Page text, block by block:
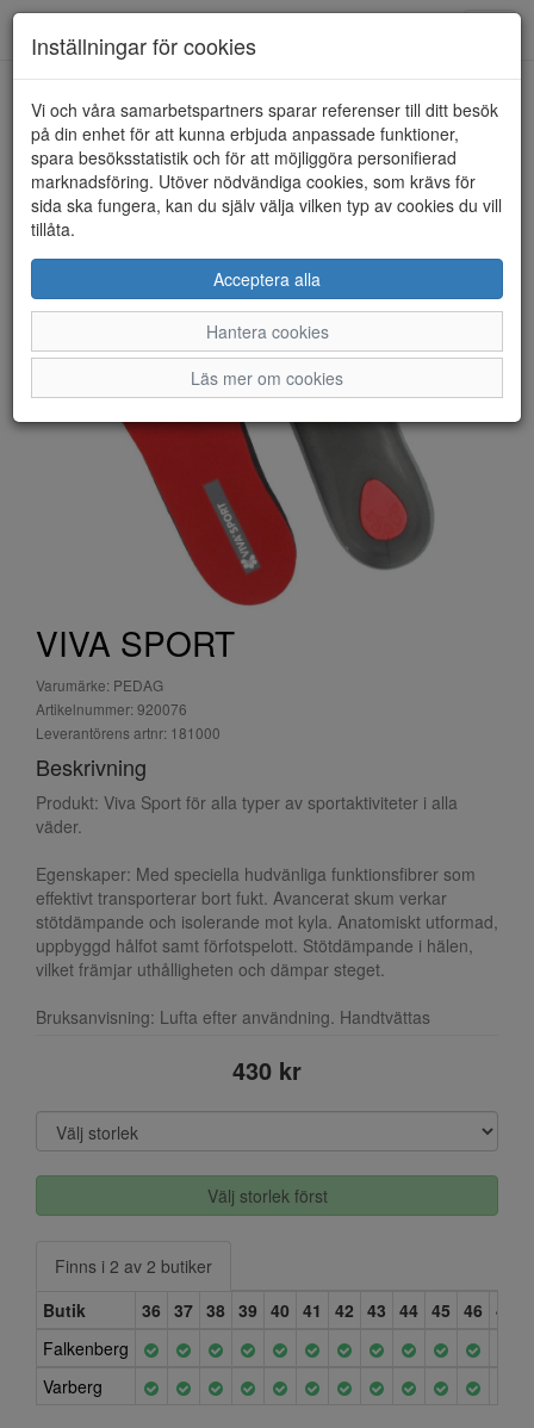
HEM PEDAG
VIVA SPORT
Varumärke: PEDAG
Artikelnummer: 920076
Leverantörens artnr: 181000
Beskrivning
Produkt: Viva Sport för alla typer av sportaktiviteter i alla
väder.
Egenskaper: Med speciella hudvänliga funktionsfibrer som
effektivt transporterar bort fukt. Avancerat skum verkar
stötdämpande och isolerande mot kyla. Anatomiskt utformad,
uppbyggd hålfot samt förfotspelott. Stötdämpande i hälen,
vilket främjar uthålligheten och dämpar steget.
Bruksanvisning: Lufta efter användning. Handtvättas
430 kr
Välj storlek först
Finns i 2 av 2 butiker
Butik
36 37 38 39 40 41 42 43 44 45 46 47
Falkenberg
Varberg
Inställningar för cookies
Vi och våra samarbetspartners sparar referenser till ditt besök
på din enhet för att kunna erbjuda anpassade funktioner,
spara besöksstatistik och för att möjliggöra personifierad
marknadsföring. Utöver nödvändiga cookies, som krävs för
sida ska fungera, kan du själv välja vilken typ av cookies du vill
tillåta.
Acceptera alla
Hantera cookies
Läs mer om cookies